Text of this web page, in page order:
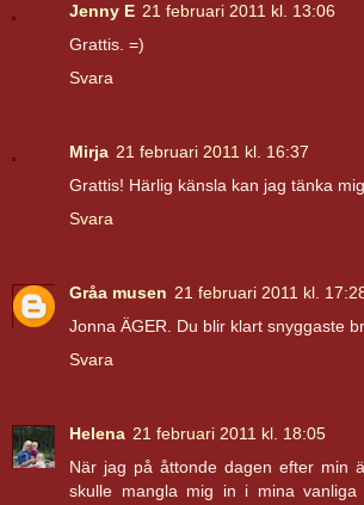
Jenny E 21 februari 2011 kl. 13:06
Grattis. =)
Svara
Mirja 21 februari 2011 kl. 16:37
Grattis! Härlig känsla kan jag tänka mig.
Svara
Gråa musen 21 februari 2011 kl.
Jonna ÄGER. Du blir klart snyggaste
Svara
Helena 21 februari 2011 kl. 18:05
När jag på åttonde dagen efter min
skulle mangla mig in i mina